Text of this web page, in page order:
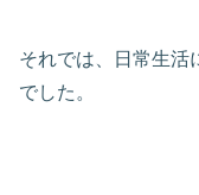
それでは、日常生活
でした。